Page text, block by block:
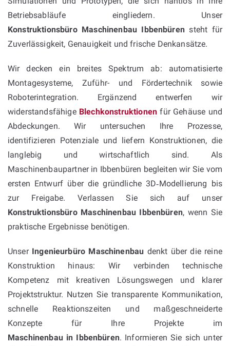
Betriebsabläufe eingliedern. Unser
Konstruktionsbüro Maschinenbau Ibbenbürensteht für
Zuverlässigkeit, Genauigkeit und frische Denkansätze.
Wir decken ein breites Spektrum ab: automatisierte
Montagesysteme, Zuführ- und Fördertechnik sowie
Roboterintegration. Ergänzend entwerfen wir
widerstandsfähige Blechkonstruktionen für Gehäuse und
Abdeckungen. Wir untersuchen Ihre Prozesse,
identifizieren Potenziale und liefern Konstruktionen, die
langlebig und wirtschaftlich sind. Als
Maschinenbaupartner in Ibbenbüren begleiten wir Sie vom
ersten Entwurf über die gründliche 3D‑Modellierung bis
zur Freigabe. Verlassen Sie sich auf unser
Konstruktionsbüro Maschinenbau Ibbenbüren, wenn Sie
praktische Ergebnisse benötigen.
Unser Ingenieurbüro Maschinenbau denkt über die reine
Konstruktion hinaus: Wir verbinden technische
Kompetenz mit kreativen Lösungswegen und klarer
Projektstruktur. Nutzen Sie transparente Kommunikation,
schnelle Reaktionszeiten und maßgeschneiderte
Konzepte für Ihre Projekte im
Maschinenbau in Ibbenbüren. Informieren Sie sich unter